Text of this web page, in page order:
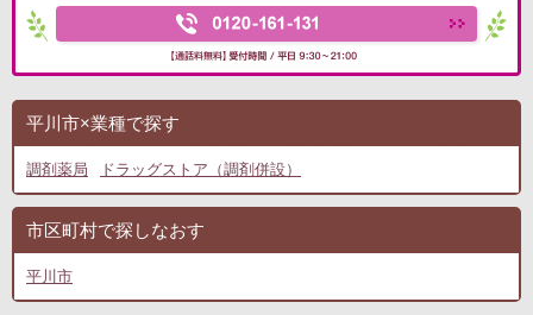
平川市×業種で探す
調剤薬局 ドラッグストア（調剤併設）
市区町村で探しなおす
平川市